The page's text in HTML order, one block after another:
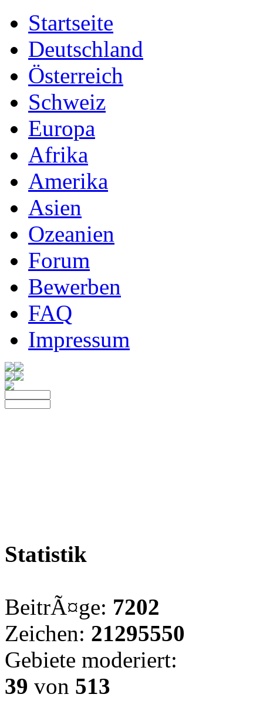
Startseite
Deutschland
Österreich
Schweiz
Europa
Afrika
Amerika
Asien
Ozeanien
Forum
Bewerben
FAQ
Impressum
Statistik
BeitrÃ¤ge: 7202
Zeichen: 21295550
Gebiete moderiert:
39 von 513